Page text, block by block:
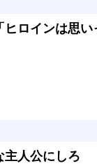
ヒロインは思い
主人公にしろ